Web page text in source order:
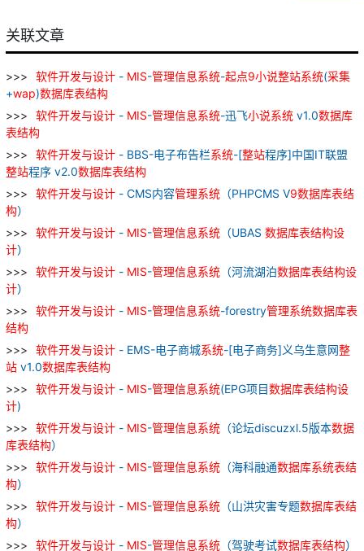
关联文章
软件开发与设计 - MIS-管理信息系统-起点9小说整站系统(采集
+wap)数据库表结构
软件开发与设计 - MIS-管理信息系统-迅飞小说系统 v1.0数据库
表结构
软件开发与设计 - BBS-电子布告栏系统-[整站程序]中国IT联盟
整站程序 v2.0数据库表结构
软件开发与设计 - CMS内容管理系统 （PHPCMS V9数据库表结
构）
软件开发与设计 - MIS-管理信息系统 （UBAS 数据库表结构设
计）
软件开发与设计 - MIS-管理信息系统 （河流湖泊数据库表结构设
计）
软件开发与设计 - MIS-管理信息系统-forestry管理系统数据库表
结构
软件开发与设计 - EMS-电子商城系统-[电子商务]义乌生意网整
站 v1.0数据库表结构
软件开发与设计 - MIS-管理信息系统(EPG项目数据库表结构设
计)
软件开发与设计 - MIS-管理信息系统 （论坛discuzxl.5版本数据
库表结构）
软件开发与设计 - MIS-管理信息系统 （海科融通数据库系统表结
构）
软件开发与设计 - MIS-管理信息系统 （山洪灾害专题数据库表结
构）
软件开发与设计 - MIS-管理信息系统 （驾驶考试数据库表结构）